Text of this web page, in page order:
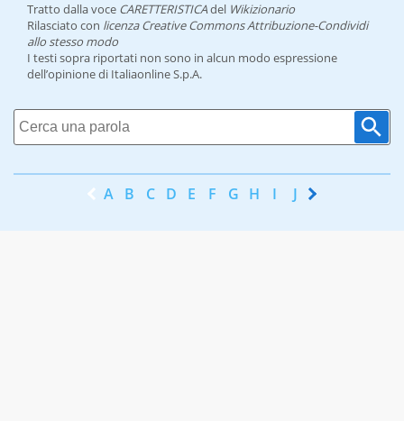
Tratto dalla voce CARETTERISTICAdel Wikizionario
Rilasciato con licenza Creative Commons Attribuzione-Condividi
allo stesso modo
I testi sopra riportati non sono in alcun modo espressione
dell’opinione di Italiaonline S.p.A.
A B C D E F G H I J K